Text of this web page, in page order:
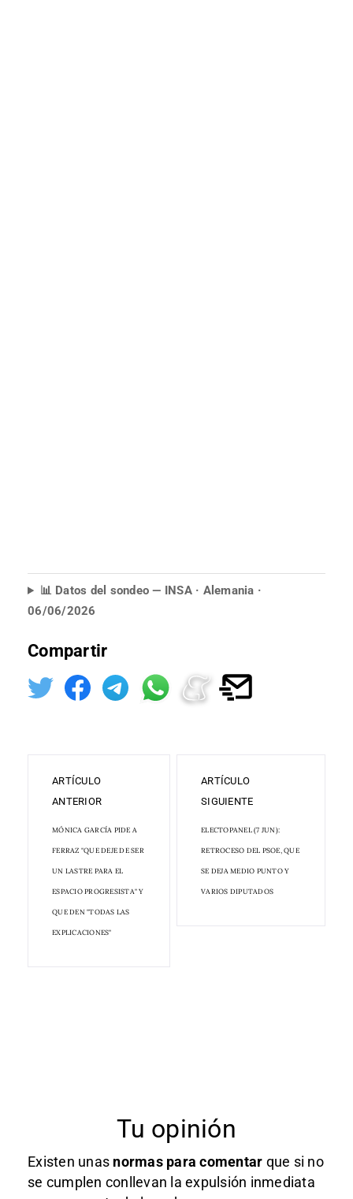
📊 Datos del sondeo — INSA · Alemania ·
06/06/2026
Compartir
ARTÍCULO
ANTERIOR
MÓNICA GARCÍA PIDE A
FERRAZ "QUE DEJE DE SER
UN LASTRE PARA EL
ESPACIO PROGRESISTA" Y
QUE DEN "TODAS LAS
EXPLICACIONES"
ARTÍCULO
SIGUIENTE
ELECTOPANEL (7 JUN):
RETROCESO DEL PSOE, QUE
SE DEJA MEDIO PUNTO Y
VARIOS DIPUTADOS
Tu opinión
Existen unas normas para comentar que si no
se cumplen conllevan la expulsión inmediata